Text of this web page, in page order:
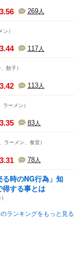
3.56 269人
ン）
3.44 117人
餃子）
3.42 113人
ラーメン）
3.35 83人
ラーメン、食堂）
3.31 78人
る時のNG行為」知
得する事とは
のランキングをもっと見る